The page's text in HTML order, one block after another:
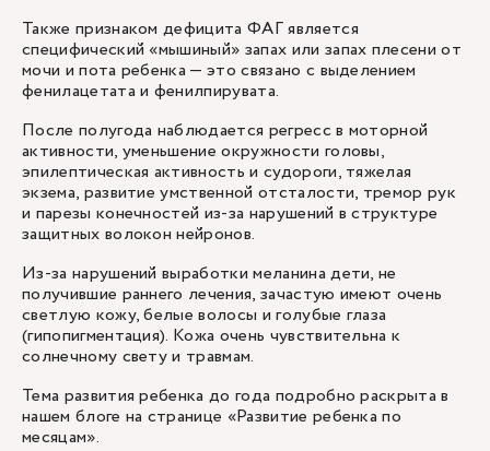
Также признаком дефицита ФАГ является
специфический «мышиный» запах или запах плесени от
мочи и пота ребенка — это связано с выделением
фенилацетата и фенилпирувата.
После полугода наблюдается регресс в моторной
активности, уменьшение окружности головы,
эпилептическая активность и судороги, тяжелая
экзема, развитие умственной отсталости, тремор рук
и парезы конечностей из-за нарушений в структуре
защитных волокон нейронов.
Из-за нарушений выработки меланина дети, не
получившие раннего лечения, зачастую имеют очень
светлую кожу, белые волосы и голубые глаза
(гипопигментация). Кожа очень чувствительна к
солнечному свету и травмам.
Тема развития ребенка до года подробно раскрыта в
нашем блоге на странице «Развитие ребенка по
месяцам».